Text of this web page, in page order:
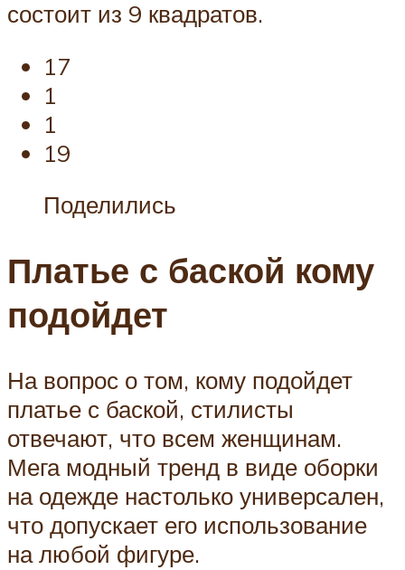
состоит из 9 квадратов.
17
1
1
19
Поделились
Платье с баской кому
подойдет
На вопрос о том, кому подойдет
платье с баской, стилисты
отвечают, что всем женщинам.
Мега модный тренд в виде оборки
на одежде настолько универсален,
что допускает его использование
на любой фигуре.